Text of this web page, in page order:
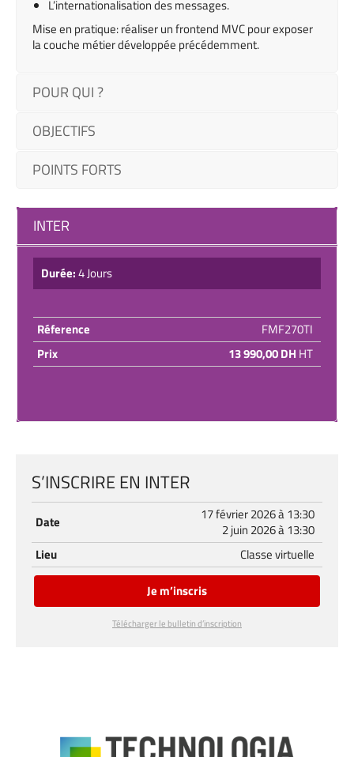
L’internationalisation des messages.
Mise en pratique: réaliser un frontend MVC pour exposer
la couche métier développée précédemment.
POUR QUI ?
OBJECTIFS
POINTS FORTS
INTER
Durée:4 Jours
Réference
FMF270TI
Prix
13 990,00 DH HT
S’INSCRIRE EN INTER
Date
17 février 2026 à 13:30
2 juin 2026 à 13:30
Lieu
Classe virtuelle
Je m’inscris
Télécharger le bulletin d’inscription